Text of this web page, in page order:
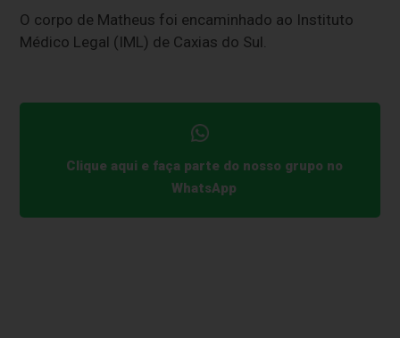
O corpo de Matheus foi encaminhado ao Instituto
Médico Legal (IML) de Caxias do Sul.
Clique aqui e faça parte do nosso grupo no
WhatsApp